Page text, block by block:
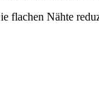
Nähte